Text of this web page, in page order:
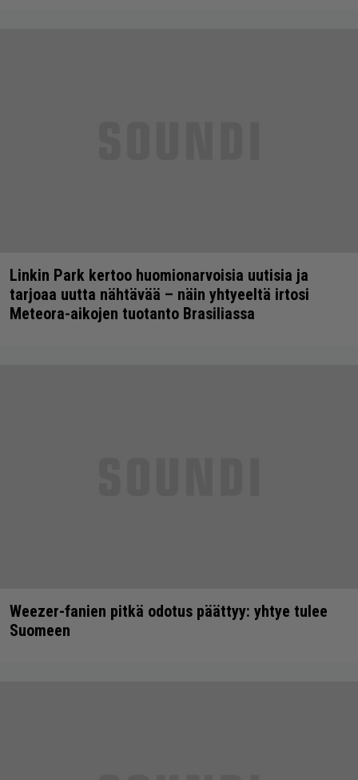
Linkin Park kertoo huomionarvoisia uutisia ja
tarjoaa uutta nähtävää – näin yhtyeeltä irtosi
Meteora-aikojen tuotanto Brasiliassa
Weezer-fanien pitkä odotus päättyy: yhtye tulee
Suomeen